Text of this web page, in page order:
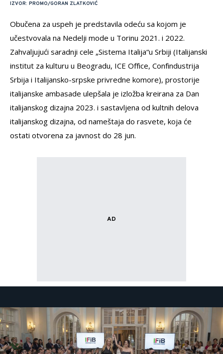
IZVOR: PROMO/GORAN ZLATKOVIĆ
Obučena za uspeh je predstavila odeću sa kojom je
učestvovala na Nedelji mode u Torinu 2021. i 2022.
Zahvaljujući saradnji cele „Sistema Italija“u Srbiji (Italijanski
institut za kulturu u Beogradu, ICE Office, Confindustrija
Srbija i Italijansko-srpske privredne komore), prostorije
italijanske ambasade ulepšala je izložba kreirana za Dan
italijanskog dizajna 2023. i sastavljena od kultnih delova
italijanskog dizajna, od nameštaja do rasvete, koja će
ostati otvorena za javnost do 28 jun.